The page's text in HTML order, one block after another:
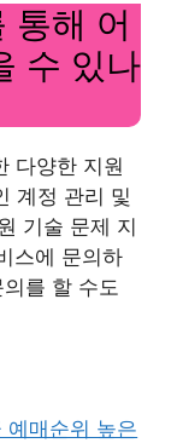
통해 어
수 있나
다양한 지원
계정 관리 및
기술 문제 지
스에 문의하
를 할 수도
예매순위 높은